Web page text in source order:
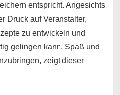
entspricht. Angesichts
Druck auf Veranstalter,
zu entwickeln und
gelingen kann, Spaß und
zeigt dieser